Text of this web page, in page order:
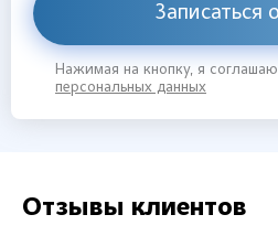
Записаться
Нажимая на кнопку, я
персональных данных
Отзывы клиентов